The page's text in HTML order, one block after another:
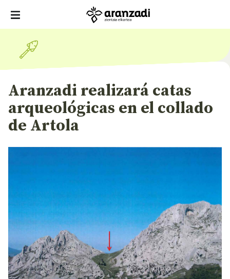
Aranzadi realizará catas
arqueológicas en el collado
de Artola